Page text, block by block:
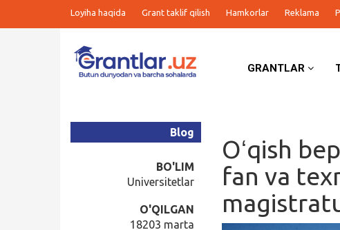
Loyiha haqida Grant taklif qilish Hamkorlar Reklama
GRANTLAR
Oʻqish
fan va
Blog
BO'LIM
Universitetlar
O'QILGAN
18203 marta